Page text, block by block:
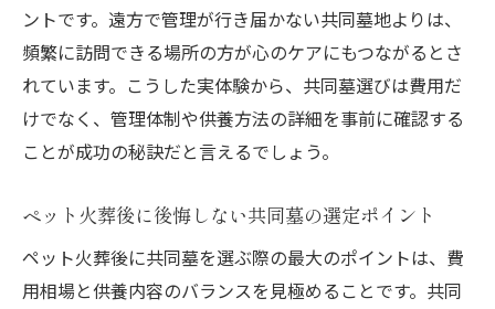
ントです。遠方で管理が行き届かない共同墓地よりは、
頻繁に訪問できる場所の方が心のケアにもつながるとさ
れています。こうした実体験から、共同墓選びは費用だ
けでなく、管理体制や供養方法の詳細を事前に確認する
ことが成功の秘訣だと言えるでしょう。
ペット火葬後に後悔しない共同墓の選定ポイント
ペット火葬後に共同墓を選ぶ際の最大のポイントは、費
用相場と供養内容のバランスを見極めることです。共同